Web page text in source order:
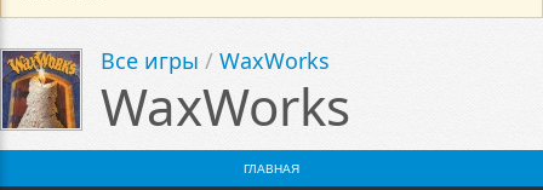
Все игры / WaxWorks
WaxWorks
ГЛАВНАЯ